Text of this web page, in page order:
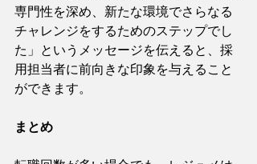
専門性を深め、新たな環境でさらなる
チャレンジをするためのステップでし
た」というメッセージを伝えると、採
用担当者に前向きな印象を与えること
ができます。
まとめ